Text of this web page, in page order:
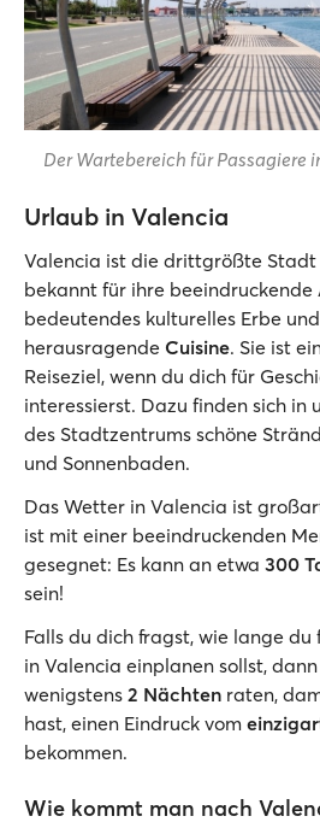
Der Wartebereich für Passagiere
Urlaub in Valencia
Valencia ist die drittgrößte Stadt
bekannt für ihre beeindruckende
bedeutendes kulturelles Erbe
herausragende Cuisine. Sie ist
Reiseziel, wenn du dich für
interessierst. Dazu finden sich
des Stadtzentrums schöne
und Sonnenbaden.
Das Wetter in Valencia ist
ist mit einer beeindruckenden
gesegnet: Es kann an etwa 300
sein!
Falls du dich fragst, wie lange
in Valencia einplanen sollst,
wenigstens 2 Nächten raten,
hast, einen Eindruck vom
bekommen.
Wie kommt man nach